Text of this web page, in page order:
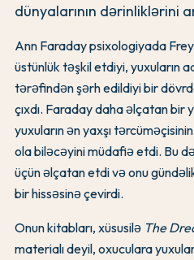
dünyalarının dərinliklərini
Ann Faraday psixologiyada
üstünlük təşkil etdiyi, yuxuların
tərəfindən şərh edildiyi bir
çıxdı. Faraday daha əlçatan
yuxuların ən yaxşı
ola biləcəyini müdafiə etdi. Bu
üçün əlçatan etdi və onu
bir hissəsinə çevirdi.
Onun kitabları, xüsusilə The
materialı deyil, oxuculara